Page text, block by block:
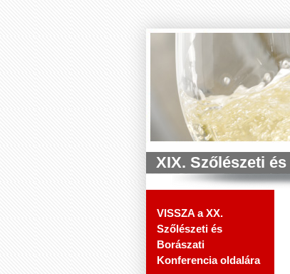
XIX. Szőlészeti
VISSZA a XX.
Szőlészeti és
Borászati
Konferencia oldalára